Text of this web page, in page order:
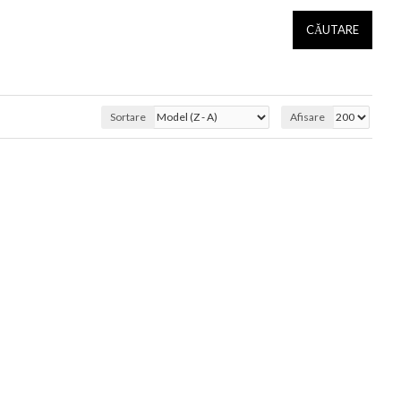
CĂUTARE
Sortare Afisare